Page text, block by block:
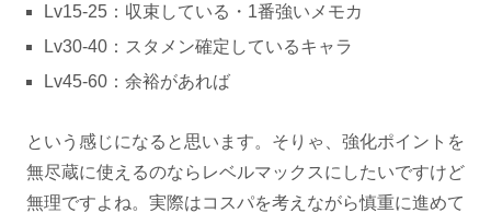
Lv15-25：収束している・1番強いメモカ
Lv30-40：スタメン確定しているキャラ
Lv45-60：余裕があれば
という感じになると思います。そりゃ、強化ポイントを
無尽蔵に使えるのならレベルマックスにしたいですけど
無理ですよね。実際はコスパを考えながら慎重に進めて